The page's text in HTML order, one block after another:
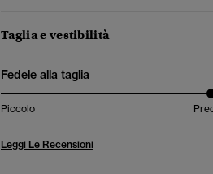
Taglia e vestibilità
Fedele alla taglia
Piccolo
Leggi Le Recensioni